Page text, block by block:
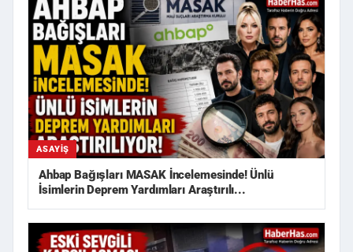
ASAYIŞ
Ahbap Bağışları MASAK İncelemesinde! Ünlü
İsimlerin Deprem Yardımları Araştırılı...